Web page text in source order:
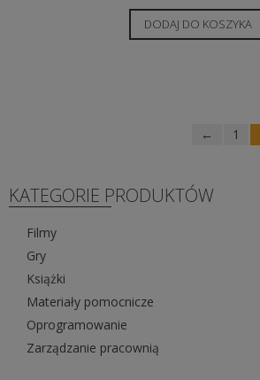
DODAJ DO KOSZYKA
← 1
KATEGORIE PRODUKTÓW
Filmy
Gry
Książki
Materiały pomocnicze
Oprogramowanie
Zarządzanie pracownią